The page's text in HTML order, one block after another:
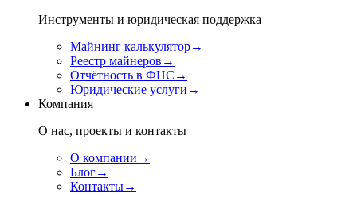
Инструменты и юридическая поддержка
Майнинг калькулятор→
Реестр майнеров →
Отчётность в ФНС →
Юридические услуги →
Компания
О нас, проекты и контакты
О компании →
Блог→
Контакты→